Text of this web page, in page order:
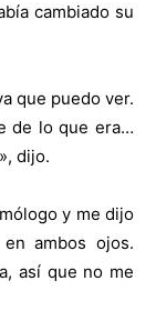
cambiado su
que puedo ver.
de lo que era…
dijo.
y me dijo
ambos ojos.
así que no me